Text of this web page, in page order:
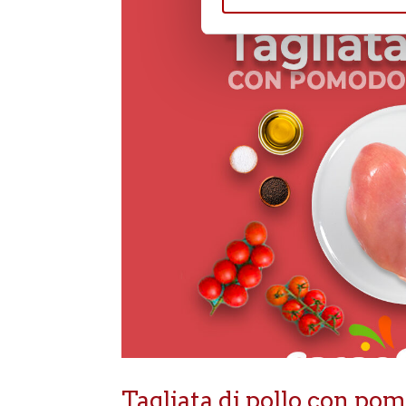
Tagliata di pollo con